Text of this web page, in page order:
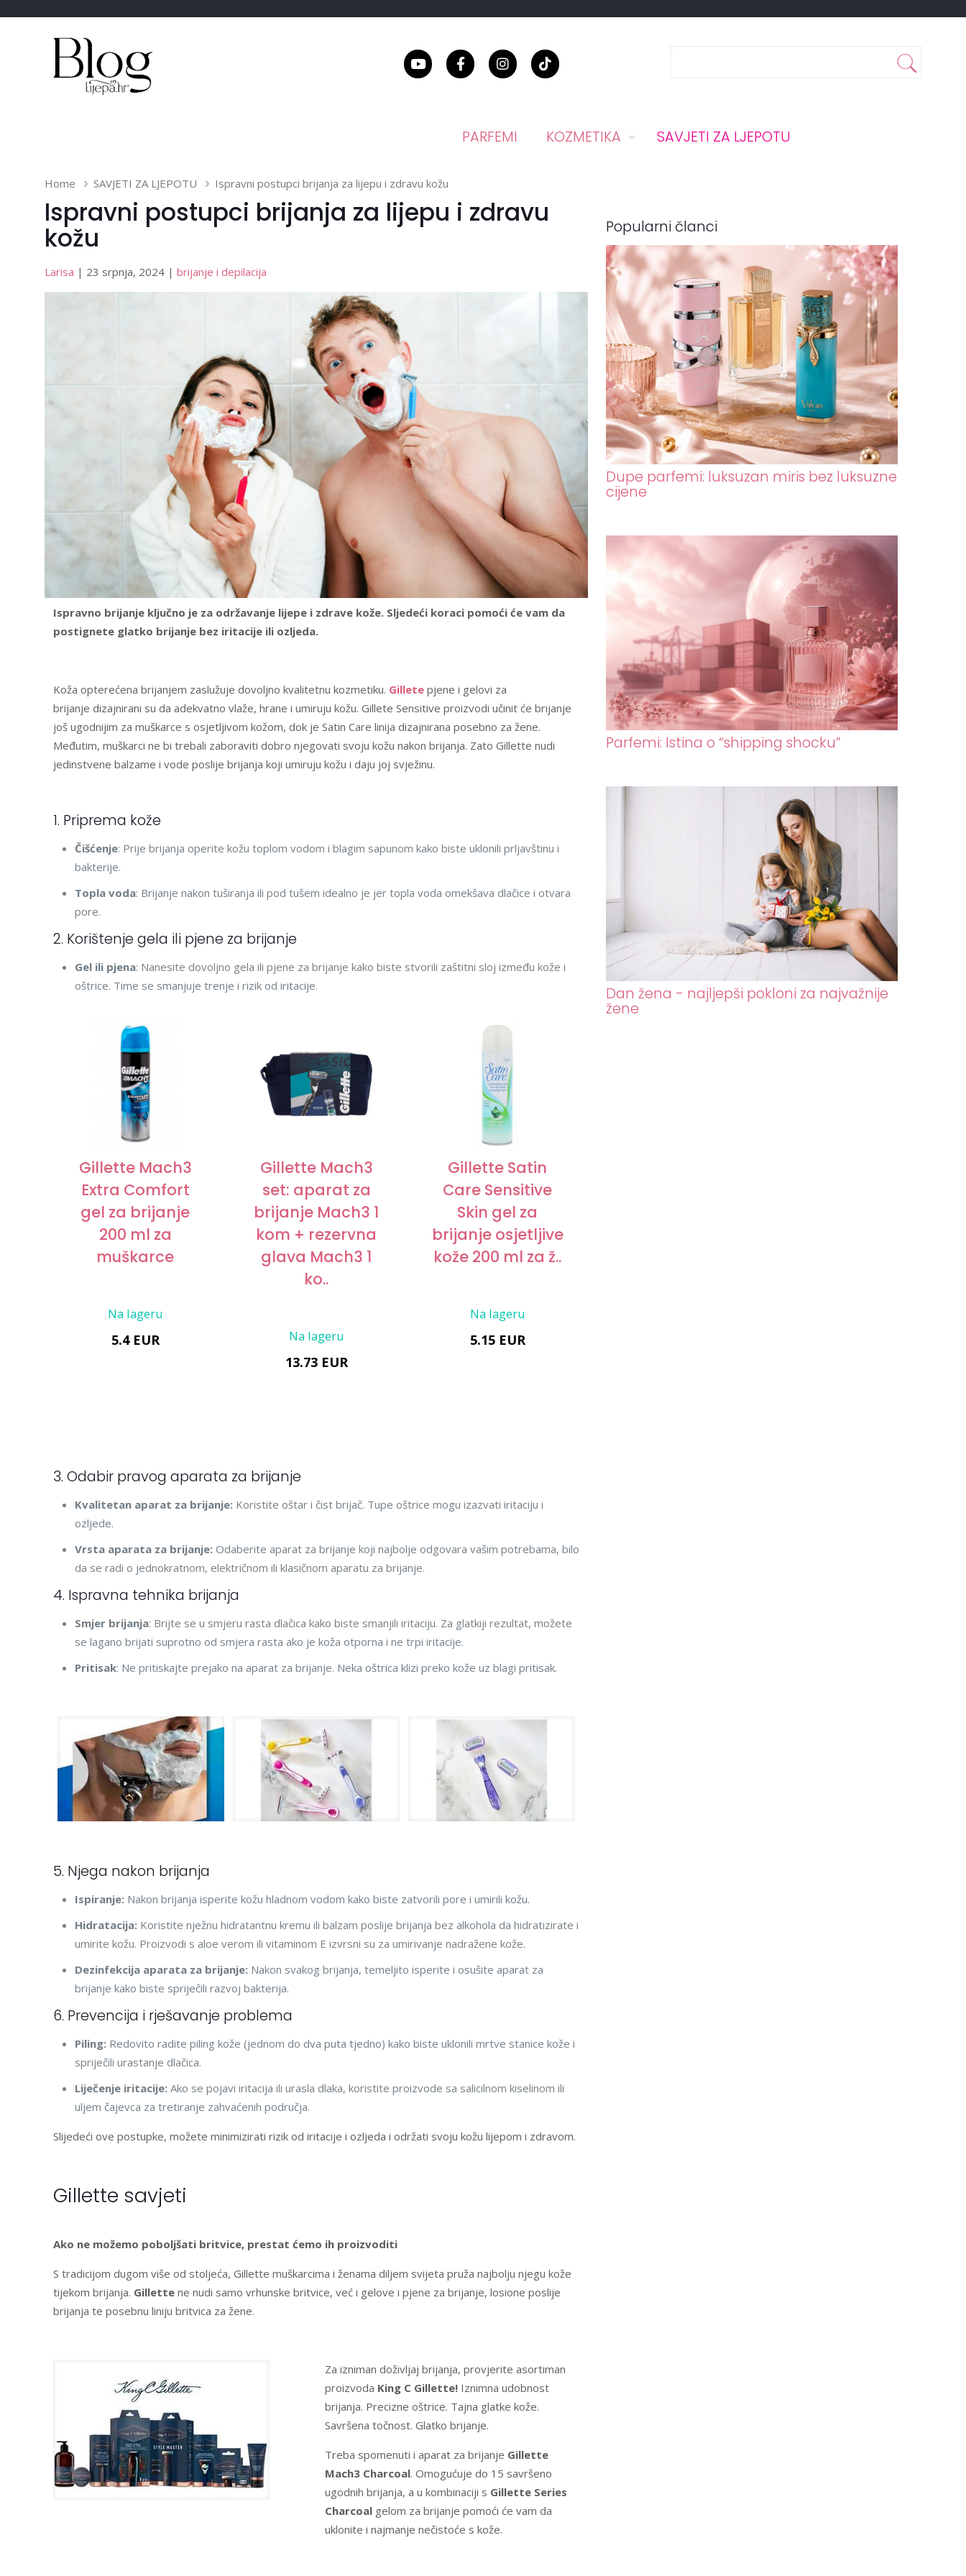
PARFEMI KOZMETIKA SAVJETI ZA LJEPOTU
Home SAVJETI ZA LJEPOTU Ispravni postupci brijanja za lijepu i zdravu kožu
Ispravni postupci brijanja za lijepu i zdravu
kožu
Larisa | 23 srpnja, 2024 | brijanje i depilacija
Ispravno brijanje ključno je za održavanje lijepe i zdrave kože. Sljedeći koraci pomoći će vam da
postignete glatko brijanje bez iritacije ili ozljeda.
Koža opterećena brijanjem zaslužuje dovoljno kvalitetnu kozmetiku. Gillete pjene i gelovi za
brijanje dizajnirani su da adekvatno vlaže, hrane i umiruju kožu. Gillete Sensitive proizvodi učinit će brijanje
još ugodnijim za muškarce s osjetljivom kožom, dok je Satin Care linija dizajnirana posebno za žene.
Međutim, muškarci ne bi trebali zaboraviti dobro njegovati svoju kožu nakon brijanja. Zato Gillette nudi
jedinstvene balzame i vode poslije brijanja koji umiruju kožu i daju joj svježinu.
1. Priprema kože
Čišćenje: Prije brijanja operite kožu toplom vodom i blagim sapunom kako biste uklonili prljavštinu i
bakterije.
Topla voda: Brijanje nakon tuširanja ili pod tušem idealno je jer topla voda omekšava dlačice i otvara
pore.
2. Korištenje gela ili pjene za brijanje
Gel ili pjena: Nanesite dovoljno gela ili pjene za brijanje kako biste stvorili zaštitni sloj između kože i
oštrice. Time se smanjuje trenje i rizik od iritacije.
Gillette Mach3
Extra Comfort
gel za brijanje
200 ml za
muškarce
Na lageru
5.4 EUR
Gillette Mach3
set: aparat za
brijanje Mach3 1
kom + rezervna
glava Mach3 1
ko..
Na lageru
13.73 EUR
Gillette Satin
Care Sensitive
Skin gel za
brijanje osjetljive
kože 200 ml za ž..
Na lageru
5.15 EUR
3. Odabir pravog aparata za brijanje
Kvalitetan aparat za brijanje: Koristite oštar i čist brijač. Tupe oštrice mogu izazvati iritaciju i
ozljede.
Vrsta aparata za brijanje: Odaberite aparat za brijanje koji najbolje odgovara vašim potrebama, bilo
da se radi o jednokratnom, električnom ili klasičnom aparatu za brijanje.
4. Ispravna tehnika brijanja
Smjer brijanja: Brijte se u smjeru rasta dlačica kako biste smanjili iritaciju. Za glatkiji rezultat, možete
se lagano brijati suprotno od smjera rasta ako je koža otporna i ne trpi iritacije.
Pritisak: Ne pritiskajte prejako na aparat za brijanje. Neka oštrica klizi preko kože uz blagi pritisak.
5. Njega nakon brijanja
Ispiranje: Nakon brijanja isperite kožu hladnom vodom kako biste zatvorili pore i umirili kožu.
Hidratacija: Koristite nježnu hidratantnu kremu ili balzam poslije brijanja bez alkohola da hidratizirate i
umirite kožu. Proizvodi s aloe verom ili vitaminom E izvrsni su za umirivanje nadražene kože.
Dezinfekcija aparata za brijanje: Nakon svakog brijanja, temeljito isperite i osušite aparat za
brijanje kako biste spriječili razvoj bakterija.
6. Prevencija i rješavanje problema
Piling: Redovito radite piling kože (jednom do dva puta tjedno) kako biste uklonili mrtve stanice kože i
spriječili urastanje dlačica.
Liječenje iritacije: Ako se pojavi iritacija ili urasla dlaka, koristite proizvode sa salicilnom kiselinom ili
uljem čajevca za tretiranje zahvaćenih područja.
Slijedeći ove postupke, možete minimizirati rizik od iritacije i ozljeda i održati svoju kožu lijepom i zdravom.
Gillette savjeti
Ako ne možemo poboljšati britvice, prestat ćemo ih proizvoditi
S tradicijom dugom više od stoljeća, Gillette muškarcima i ženama diljem svijeta pruža najbolju njegu kože
tijekom brijanja. Gillette ne nudi samo vrhunske britvice, već i gelove i pjene za brijanje, losione poslije
brijanja te posebnu liniju britvica za žene.
Za izniman doživljaj brijanja, provjerite asortiman
proizvoda King C Gillette! Iznimna udobnost
brijanja. Precizne oštrice. Tajna glatke kože.
Savršena točnost. Glatko brijanje.
Treba spomenuti i aparat za brijanje Gillette
Mach3 Charcoal. Omogućuje do 15 savršeno
ugodnih brijanja, a u kombinaciji s Gillette Series
Charcoal gelom za brijanje pomoći će vam da
uklonite i najmanje nečistoće s kože.
Popularni članci
Dupe parfemi: luksuzan miris bez luksuzne
cijene
Parfemi: Istina o “shipping shocku”
Dan žena - najljepši pokloni za najvažnije
žene